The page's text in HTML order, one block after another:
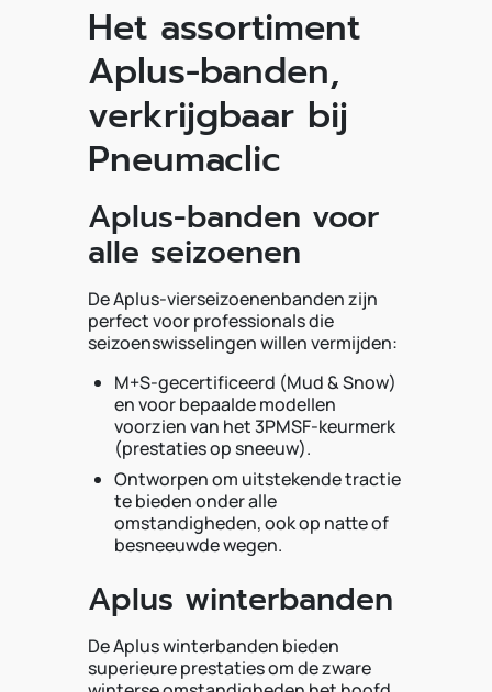
Het assortiment
Aplus-banden,
verkrijgbaar bij
Pneumaclic
Aplus-banden voor
alle seizoenen
De Aplus-vierseizoenenbanden zijn
perfect voor professionals die
seizoenswisselingen willen vermijden:
M+S-gecertificeerd (Mud & Snow)
en voor bepaalde modellen
voorzien van het 3PMSF-keurmerk
(prestaties op sneeuw).
Ontworpen om uitstekende tractie
te bieden onder alle
omstandigheden, ook op natte of
besneeuwde wegen.
Aplus winterbanden
De Aplus winterbanden bieden
superieure prestaties om de zware